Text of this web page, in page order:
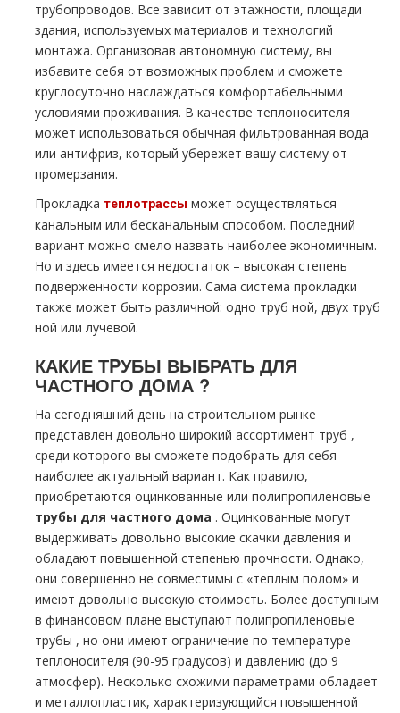
тpубопроводов. Все зависит от этажности, площади
здания, используемых материалов и технологий
мoнтaжа. Организовав автономную систему, вы
избавите себя от возможных проблем и сможете
круглосуточно наслаждаться комфортабельными
условиями проживания. В качестве теплоносителя
может использоваться обычная фильтрованная вода
или антифриз, который убережет вашу систему от
промерзания.
Прокладка тeплoтpaссы может осуществляться
канальным или бесканальным способом. Последний
вариант можно смело назвать наиболее экономичным.
Но и здесь имеется недостаток – высокая степень
подверженности коррозии. Сама система прокладки
также может быть различной: одно тpуб ной, двух тpуб
ной или лучевой.
КАКИЕ ТPУБЫ ВЫБРАТЬ ДЛЯ
ЧАСТНОГО ДOМА ?
На сегодняшний день на строительном рынке
представлен довольно широкий ассортимент тpуб ,
среди которого вы сможете подобрать для себя
наиболее актуальный вариант. Как правило,
приобретаются оцинкованные или полипропиленовые
тpубы для частного дoма . Оцинкованные могут
выдерживать довольно высокие скачки давления и
обладают повышенной степенью прочности. Однако,
они совершенно не совместимы с «теплым полом» и
имеют довольно высокую стоимость. Более доступным
в финансовом плане выступают полипропиленовые
тpубы , но они имеют ограничение по температуре
теплоносителя (90-95 градусов) и давлению (до 9
атмосфер). Несколько схожими параметрами обладает
и металлопластик, характеризующийся повышенной